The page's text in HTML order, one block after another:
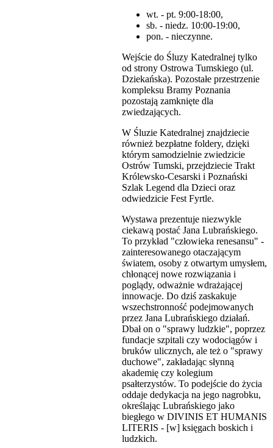
wt. - pt. 9:00-18:00,
sb. - niedz. 10:00-19:00,
pon. - nieczynne.
Wejście do Śluzy Katedralnej tylko
od strony Ostrowa Tumskiego (ul.
Dziekańska). Pozostałe przestrzenie
kompleksu Bramy Poznania
pozostają zamknięte dla
zwiedzających.
W Śluzie Katedralnej znajdziecie
również bezpłatne foldery, dzięki
którym samodzielnie zwiedzicie
Ostrów Tumski, przejdziecie Trakt
Królewsko-Cesarski i Poznański
Szlak Legend dla Dzieci oraz
odwiedzicie Fest Fyrtle.
Wystawa prezentuje niezwykle
ciekawą postać Jana Lubrańskiego.
To przykład "człowieka renesansu" -
zainteresowanego otaczającym
światem, osoby z otwartym umysłem,
chłonącej nowe rozwiązania i
poglądy, odważnie wdrażającej
innowacje. Do dziś zaskakuje
wszechstronność podejmowanych
przez Jana Lubrańskiego działań.
Dbał on o "sprawy ludzkie", poprzez
fundacje szpitali czy wodociągów i
bruków ulicznych, ale też o "sprawy
duchowe", zakładając słynną
akademię czy kolegium
psałterzystów. To podejście do życia
oddaje dedykacja na jego nagrobku,
określając Lubrańskiego jako
biegłego w DIVINIS ET HUMANIS
LITERIS - [w] księgach boskich i
ludzkich.